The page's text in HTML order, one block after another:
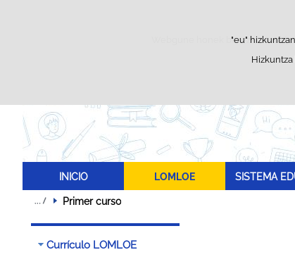
Webgune honek berezko
"eu"
INICIO LOMLOE SISTEMA
Primer curso
Currículo LOMLOE